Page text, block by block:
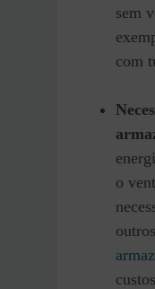
sem
com
o
outros